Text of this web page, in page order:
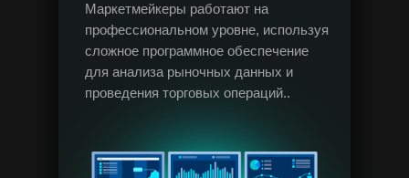
Маркетмейкеры работают на
профессиональном уровне, используя
сложное программное обеспечение
для анализа рыночных данных и
проведения торговых операций..